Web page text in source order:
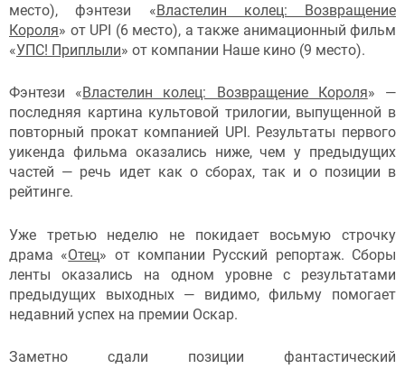
место), фэнтези «Властелин колец: Возвращение
Короля» от UPI (6 место), а также анимационный фильм
«УПС! Приплыли» от компании Наше кино (9 место).
Фэнтези «Властелин колец: Возвращение Короля» —
последняя картина культовой трилогии, выпущенной в
повторный прокат компанией UPI. Результаты первого
уикенда фильма оказались ниже, чем у предыдущих
частей — речь идет как о сборах, так и о позиции в
рейтинге.
Уже третью неделю не покидает восьмую строчку
драма «Отец» от компании Русский репортаж. Сборы
ленты оказались на одном уровне с результатами
предыдущих выходных — видимо, фильму помогает
недавний успех на премии Оскар.
Заметно сдали позиции фантастический